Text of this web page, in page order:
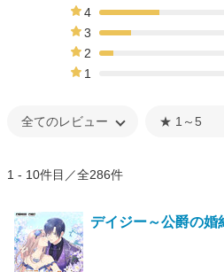
4
3
2
1
1 - 10件目／全286件
デイジー～公爵の婚